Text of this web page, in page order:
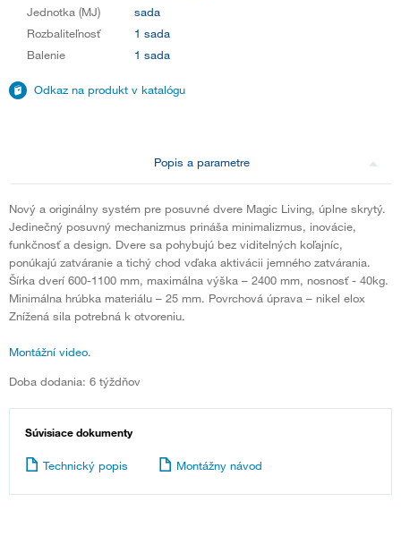
Jednotka (MJ)
sada
Rozbaliteľnosť
1 sada
Balenie
1 sada
Odkaz na produkt v katalógu
Popis a parametre
Nový a originálny systém pre posuvné dvere Magic Living, úplne skrytý.
Jedinečný posuvný mechanizmus prináša minimalizmus, inovácie,
funkčnosť a design. Dvere sa pohybujú bez viditelných koľajníc,
ponúkajú zatváranie a tichý chod vďaka aktivácii jemného zatvárania.
Šírka dverí 600-1100 mm, maximálna výška – 2400 mm, nosnosť - 40kg.
Minimálna hrúbka materiálu – 25 mm. Povrchová úprava – nikel elox
Znížená sila potrebná k otvoreniu.
Montážní video.
Doba dodania: 6 týždňov
Súvisiace dokumenty
Technický popis Montážny návod